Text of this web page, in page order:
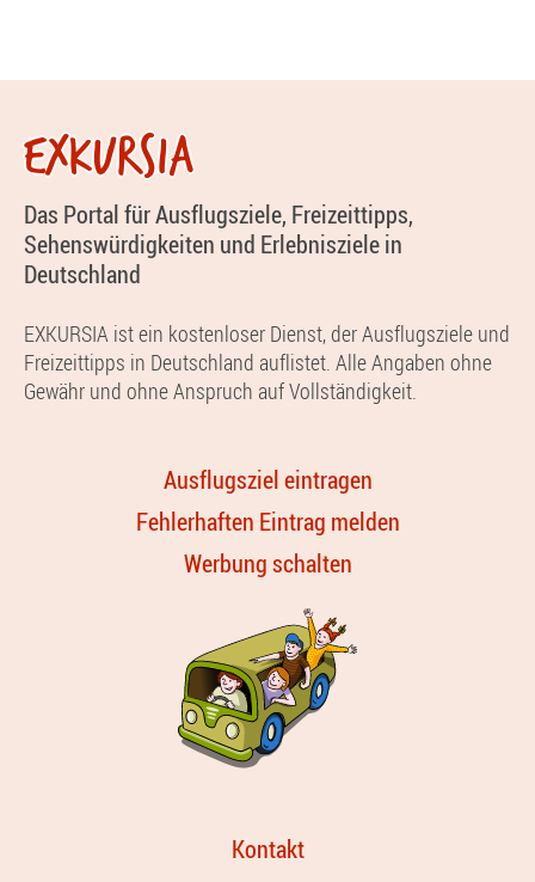
EXKURSIA
Das Portal für Ausflugsziele, Freizeittipps,
Sehenswürdigkeiten und Erlebnisziele in
Deutschland
EXKURSIA ist ein kostenloser Dienst, der Ausflugsziele und
Freizeittipps in Deutschland auflistet. Alle Angaben ohne
Gewähr und ohne Anspruch auf Vollständigkeit.
Ausflugsziel eintragen
Fehlerhaften Eintrag melden
Werbung schalten
Kontakt